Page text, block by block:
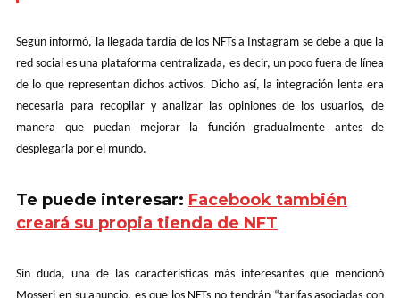
Según informó, la llegada tardía de los NFTs a Instagram se debe a que la
red social es una plataforma centralizada, es decir, un poco fuera de línea
de lo que representan dichos activos. Dicho así, la integración lenta era
necesaria para recopilar y analizar las opiniones de los usuarios, de
manera que puedan mejorar la función gradualmente antes de
desplegarla por el mundo.
Te puede interesar: Facebook también
creará su propia tienda de NFT
Sin duda, una de las características más interesantes que mencionó